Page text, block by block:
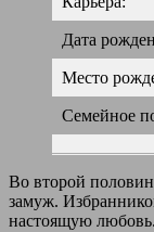
Дата
Место
Семейное
Во второй
замуж.
настоящую любовь.